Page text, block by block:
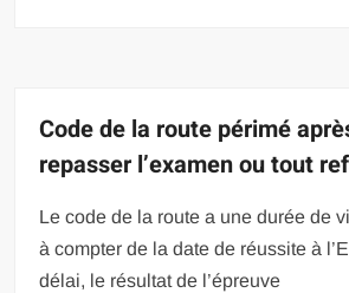
Code de la route périmé
repasser l’examen ou tout
Le code de la route a une durée de
à compter de la date de réussite à
délai, le résultat de l’épreuve